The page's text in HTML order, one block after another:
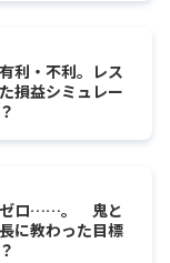
利・不利。レス
損益シミュレー
ゼロ……。 鬼と
に教わった目標